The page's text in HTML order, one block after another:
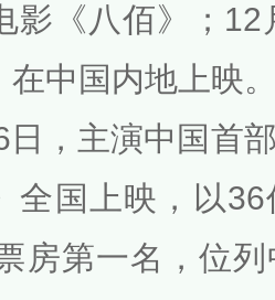
影《八佰》；
在中国内地上映
，主演中国首
全国上映，以
房第一名，位